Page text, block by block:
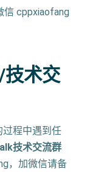
信 cppxiaofang
术交
过程中遇到任
技术交流群
，加微信请备